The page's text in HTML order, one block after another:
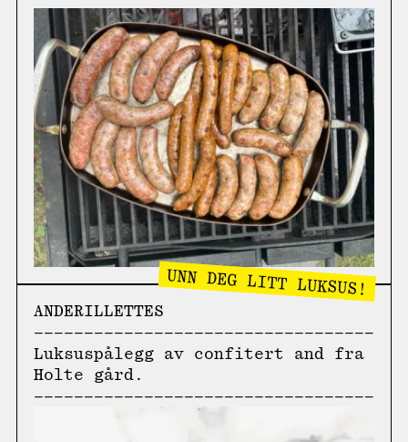
UNN DEG LITT LUKSUS!
ANDERILLETTES
Luksuspålegg av confitert and fra
Holte gård.